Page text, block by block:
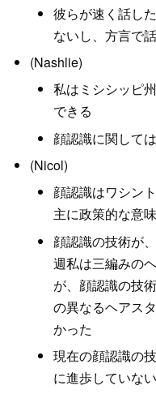
彼らが速く話し
ないし、方言で
(Nashlie)
私はミシシッピ
できる
顔認識に関して
(Nicol)
顔認識はワシン
主に政策的な意
顔認識の技術が
週私は三編みの
が、顔認識の技
の異なるヘアス
かった
現在の顔認識の
に進歩していな